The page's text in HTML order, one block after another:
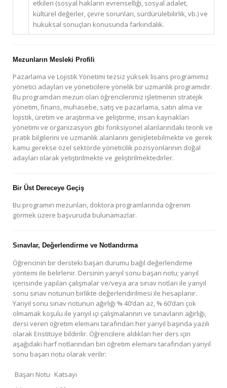
etkileri (sosyal hakların evrenselliği, sosyal adalet,
kültürel değerler, çevre sorunları, sürdürülebilirlik, vb.) ve
hukuksal sonuçları konusunda farkındalık.
Mezunların Mesleki Profili
Pazarlama ve Lojistik Yönetimi tezsiz yüksek lisans programımız
yönetici adayları ve yöneticilere yönelik bir uzmanlık programıdır.
Bu programdan mezun olan öğrencilerimiz işletmenin stratejik
yönetim, finans, muhasebe, satış ve pazarlama, satın alma ve
lojistik, üretim ve araştırma ve geliştirme, insan kaynakları
yönetimi ve organizasyon gibi fonksiyonel alanlarındaki teorik ve
pratik bilgilerini ve uzmanlık alanlarını genişletebilmekte ve gerek
kamu gerekse özel sektörde yöneticilik pozisyonlarının doğal
adayları olarak yetiştirilmekte ve geliştirilmektedirler.
Bir Üst Dereceye Geçiş
Bu programın mezunları, doktora programlarında öğrenim
görmek üzere başvuruda bulunamazlar.
Sınavlar, Değerlendirme ve Notlandırma
Öğrencinin bir dersteki başarı durumu bağıl değerlendirme
yöntemi ile belirlenir. Dersinin yarıyıl sonu başarı notu; yarıyıl
içerisinde yapılan çalışmalar ve/veya ara sınav notları ile yarıyıl
sonu sınav notunun birlikte değerlendirilmesi ile hesaplanır.
Yarıyıl sonu sınav notunun ağırlığı % 40’dan az, % 60’dan çok
olmamak koşulu ile yarıyıl içi çalışmalarının ve sınavların ağırlığı,
dersi veren öğretim elemanı tarafından her yarıyıl başında yazılı
olarak Enstitüye bildirilir. Öğrencilere aldıkları her ders için
aşağıdaki harf notlarından biri öğretim elemanı tarafından yarıyıl
sonu başarı notu olarak verilir:
Başarı Notu Katsayı